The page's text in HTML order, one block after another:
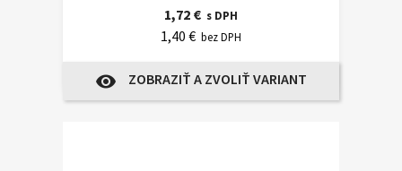
1,72 € s DPH
1,40 € bez DPH
visibility ZOBRAZIŤ A ZVOLIŤ VARIANT